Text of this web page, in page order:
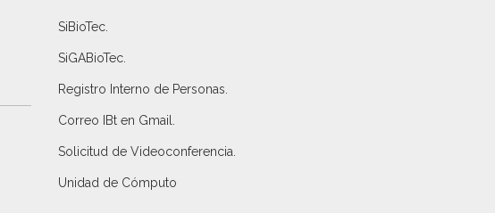
SiBioTec
SiGABioTec.
Registro Interno de Personas
Correo IBt en Gmail
Solicitud de Videoconferencia.
Unidad de Cómputo